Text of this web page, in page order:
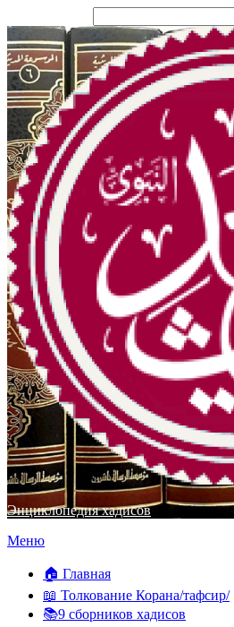
Энциклопедия хадисов
Перейти
содержимому
Меню
🏠 Главная
📖 Толкование Корана/тафсир/
📚9 сборников хадисов